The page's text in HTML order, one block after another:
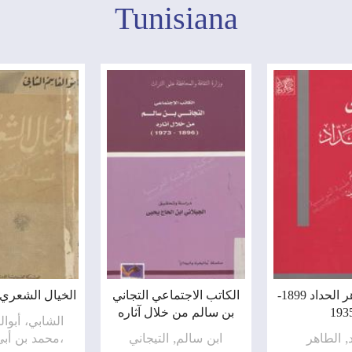
Tunisiana
الخيال
الشابي،
محمد بن أبي القاسم،
الكاتب الاجتماعي التجاني
بن سالم من خلال آثاره
ابن سالم, التيجاني
ديوان الطاهر الحداد 1899-
الطاهر‏